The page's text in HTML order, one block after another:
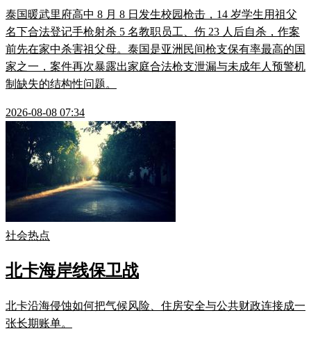
泰国暖武里府高中 8 月 8 日发生校园枪击，14 岁学生用祖父
名下合法登记手枪射杀 5 名教职员工、伤 23 人后自杀，作案
前先在家中杀害祖父母。泰国是亚洲民间枪支保有率最高的国
家之一，案件再次暴露出家庭合法枪支泄漏与未成年人预警机
制缺失的结构性问题。
2026-08-08 07:34
社会热点
北卡海岸线保卫战
北卡沿海侵蚀如何把气候风险、住房安全与公共财政连接成一
张长期账单。